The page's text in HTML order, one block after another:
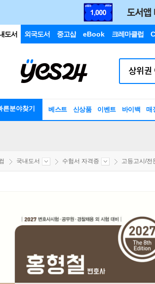
도서 외국도서 중고샵 eBook 크레마클럽
른분야찾기 베스트 신상품 이벤트 바이백 매
국내도서 수험서 자격증 고등고시/전